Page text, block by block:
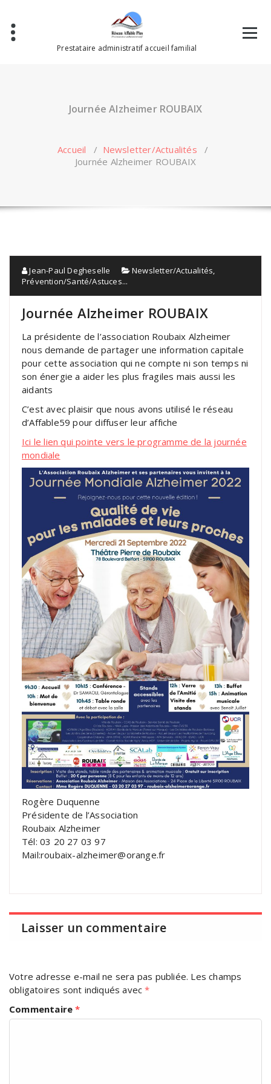
contenu
Prestataire administratif accueil familial
Journée Alzheimer ROUBAIX
Accueil / Newsletter/Actualités /
Journée Alzheimer ROUBAIX
Jean-Paul Degheselle Newsletter/Actualités
Prévention/Santé/Astuces...
Journée Alzheimer ROUBAIX
La présidente de l’association Roubaix Alzheimer
nous demande de partager une information capitale
pour cette association qui ne compte ni son temps ni
son énergie a aider les plus fragiles mais aussi les
aidants
C’est avec plaisir que nous avons utilisé le réseau
d’Affable59 pour diffuser leur affiche
Ici le lien qui pointe vers le programme de la journée
mondiale
Rogère Duquenne
Présidente de l’Association
Roubaix Alzheimer
Tél: 03 20 27 03 97
Mail:roubaix-alzheimer@orange.fr
Laisser un commentaire
Votre adresse e-mail ne sera pas publiée. Les champs
obligatoires sont indiqués avec*
Commentaire*